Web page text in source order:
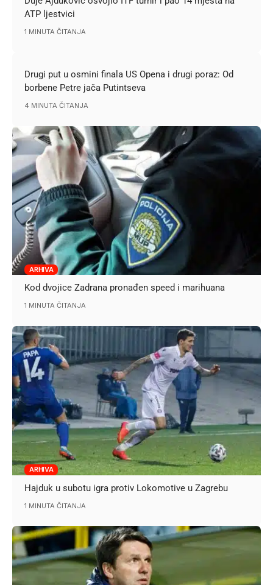
ATP ljestvici
1 MINUTA ČITANJA
Drugi put u osmini finala US Opena i drugi poraz: Od
borbene Petre jača Putintseva
4 MINUTA ČITANJA
ARHIVA
Kod dvojice Zadrana pronađen speed i marihuana
1 MINUTA ČITANJA
ARHIVA
Hajduk u subotu igra protiv Lokomotive u Zagrebu
1 MINUTA ČITANJA